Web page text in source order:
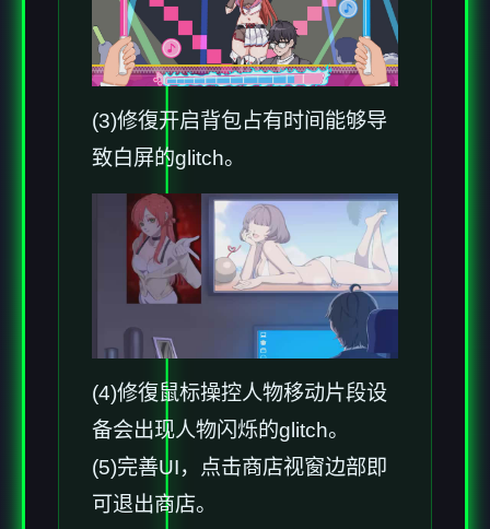
(3)修復开启背包占有时间能够导
致白屏的glitch。
(4)修復鼠标操控人物移动片段设
备会出现人物闪烁的glitch。
(5)完善UI，点击商店视窗边部即
可退出商店。